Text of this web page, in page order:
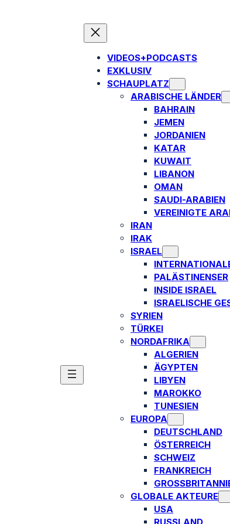
VIDEOS+PODCASTS
EXKLUSIV
SCHAUPLATZ
ARABISCHE LÄNDER
BAHRAIN
JEMEN
JORDANIEN
KATAR
KUWAIT
LIBANON
OMAN
SAUDI-ARABIEN
VEREINIGTE
IRAN
IRAK
ISRAEL
PALÄSTINENSER
INSIDE ISRAEL
ISRAELISCHE
SYRIEN
TÜRKEI
NORDAFRIKA
ALGERIEN
ÄGYPTEN
LIBYEN
MAROKKO
TUNESIEN
EUROPA
DEUTSCHLAND
ÖSTERREICH
SCHWEIZ
FRANKREICH
GLOBALE AKTEURE
USA